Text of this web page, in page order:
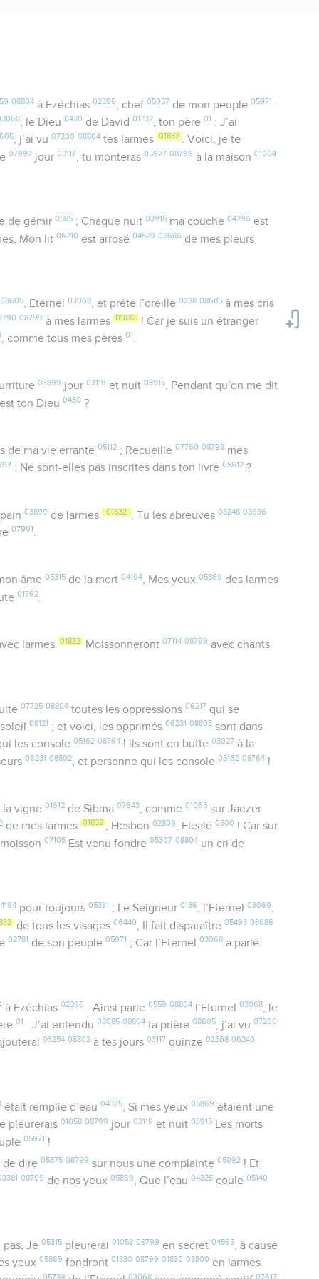
08804à Ezéchias 02396 , chef 05057 de mon peuple 05971
:
, le Dieu0430 de David01732, ton père01
: J’ai
, j’ai vu07200 08804 tes larmes 01832 . Voici, je te
07992 jour03117 , tu monteras05927 08799 à la maison01004
de gémir 0585; Chaque nuit 03915ma couche 04296 est
Mon lit06210 est arrosé04529 08686 de mes pleurs
08605, Eternel 03068, et prête l’oreille 0238 08685à mes cris
08799 à mes larmes 01832 ! Car je suis un étranger
, comme tous mes pères01 .
03899 jour 03119 et nuit 03915, Pendant qu’on me dit
ton Dieu0430 ?
de ma vie errante 05112; Recueille 07760 08798mes
: Ne sont-elles pas inscrites dans ton livre05612 ?
03899 de larmes 01832 . Tu les abreuves 08248 08686
07991 .
âme 05315de la mort 04194, Mes yeux 05869 des larmes
01762
larmes 01832 Moissonneront 07114 08799 avec chants
07725 08804toutes les oppressions 06217 qui se
soleil08121 ; et voici, les opprimés06231 08803 sont dans
les console05162 08764 ! ils sont en butte03027 à la
06231 08802 , et personne qui les console05162 08764 !
la vigne 01612de Sibma 07643, comme 01065sur Jaezer
de mes larmes 01832 , Hesbon02809, Elealé0500 ! Car sur
07105 Est venu fondre05307 08804 un cri de
pour toujours 05331 ; Le Seigneur 0136, l’Eternel 03069,
de tous les visages06440 , Il fait disparaître05493 08686
02781 de son peuple05971 ; Car l’Eternel03068 a parlé
à Ezéchias 02396 : Ainsi parle 0559 08804l’Eternel 03068, le
01 : J’ai entendu08085 08804 ta prière08605, j’ai vu07200
03254 08802 à tes jours03117 quinze02568 06240
était remplie d’eau 04325, Si mes yeux 05869 étaient une
pleurerais01058 08799 jour03119 et nuit03915 Les morts
05971 !
de dire 05375 08799 sur nous une complainte 05092! Et
08799 de nos yeux05869, Que l’eau04325 coule05140
pas, Je 05315pleurerai 01058 08799 en secret 04565, à cause
yeux05869 fondront01830 08799 01830 08800 en larmes
05739 03068 07617